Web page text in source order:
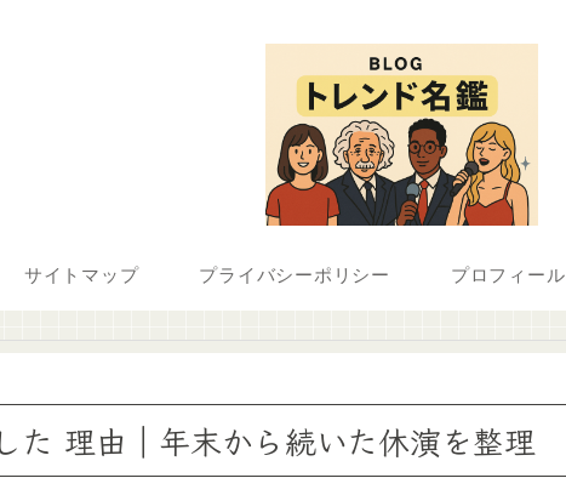
サイトマップ プライバシーポリシー プロフィール
た 理由｜年末から続いた休演を整理